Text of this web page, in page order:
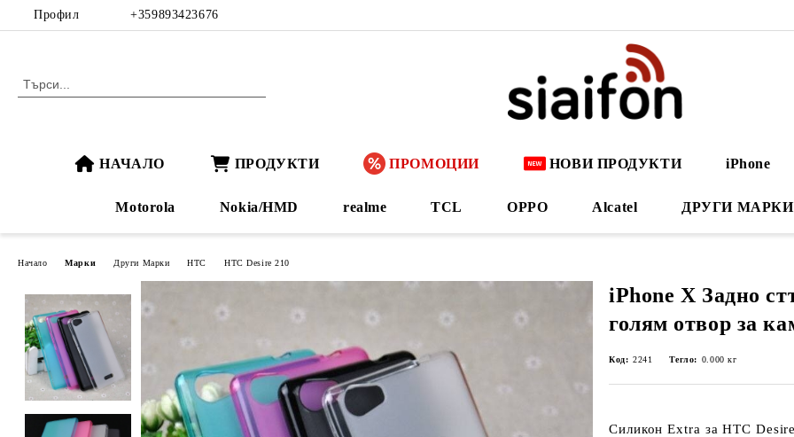
Профил +359893423676
НАЧАЛО ПРОДУКТИ ПРОМОЦИИ НОВИ ПРОДУКТИ iPhone
Motorola Nokia/HMD realme TCL OPPO Alcatel ДРУГИ МАРКИ
Начало Марки Други Марки HTC HTC Desire 210
iPhone X Задно
голям отвор за
Код: 2241 Тегло: 0.000 кг
Силикон Extra за HTC Desire